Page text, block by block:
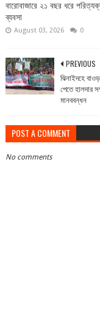
বারোবাজারে ২১ বছর ধরে
ব্যবসা
August 03, 2026 0
PREVIOUS
ঝিনাইদহে
পেতে হালদার
মানববন্ধন
POST A COMMENT
No comments